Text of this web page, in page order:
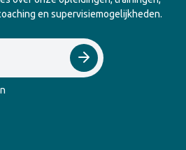
en supervisiemogelijkheden.